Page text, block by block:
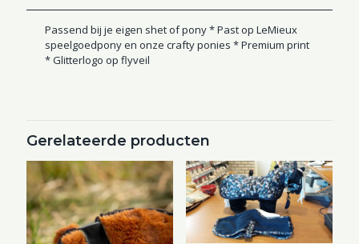
Passend bij je eigen shet of pony * Past op LeMieux
speelgoedpony en onze crafty ponies * Premium print
* Glitterlogo op flyveil
Gerelateerde producten